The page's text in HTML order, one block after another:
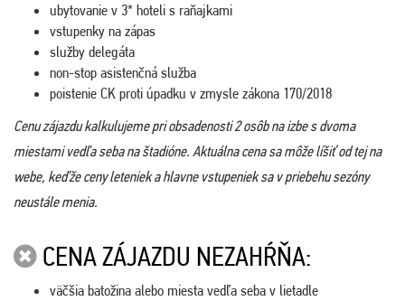
ubytovanie v 3* hoteli s raňajkami
vstupenky na zápas
služby delegáta
non-stop asistenčná služba
poistenie CK proti úpadku v zmysle zákona 170/2018
Cenu zájazdu kalkulujeme pri obsadenosti 2 osôb na izbe s dvoma
miestami vedľa seba na štadióne. Aktuálna cena sa môže líšiť od tej na
webe, keďže ceny leteniek a hlavne vstupeniek sa v priebehu sezóny
neustále menia.
CENA ZÁJAZDU NEZAHŔŇA:
väčšia batožina alebo miesta vedľa seba v lietadle